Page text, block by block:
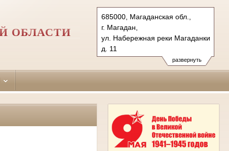
развернуть
685000, Магаданская обл.,
г. Магадан,
ул. Набережная реки Магаданки,
д. 11
Тел.: (4132) 624491, 62-79-00
62-43-85, 626855 (ф.)
ОБЛАСТИ